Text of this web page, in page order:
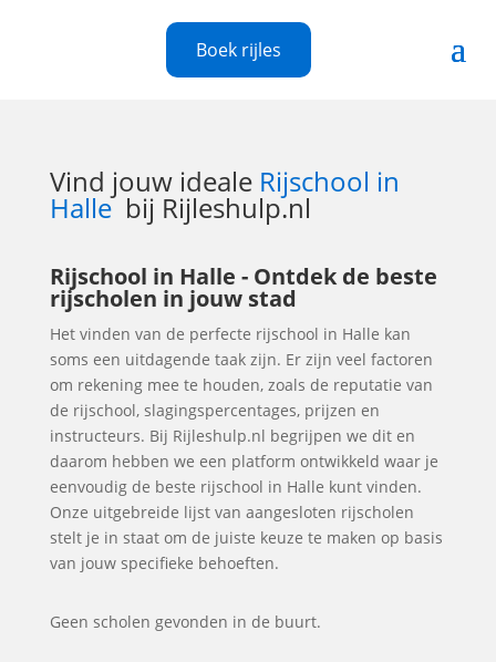
Boek rijles
Vind jouw ideale Rijschool in
Halle bij Rijleshulp.nl
Rijschool in Halle - Ontdek de beste
rijscholen in jouw stad
Het vinden van de perfecte rijschool in Halle kan
soms een uitdagende taak zijn. Er zijn veel factoren
om rekening mee te houden, zoals de reputatie van
de rijschool, slagingspercentages, prijzen en
instructeurs. Bij Rijleshulp.nl begrijpen we dit en
daarom hebben we een platform ontwikkeld waar je
eenvoudig de beste rijschool in Halle kunt vinden.
Onze uitgebreide lijst van aangesloten rijscholen
stelt je in staat om de juiste keuze te maken op basis
van jouw specifieke behoeften.
Geen scholen gevonden in de buurt.